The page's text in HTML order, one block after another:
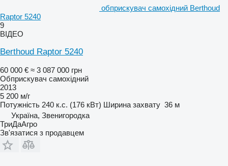
обприскувач самохідний Berthoud
Raptor 5240
9
ВІДЕО
Berthoud Raptor 5240
60 000 € ≈ 3 087 000 грн
Обприскувач самохідний
2013
5 200 м/г
Потужність 240 к.с. (176 кВт) Ширина захвату 36 м
Україна, Звенигородка
ТриДаАгро
Зв'язатися з продавцем